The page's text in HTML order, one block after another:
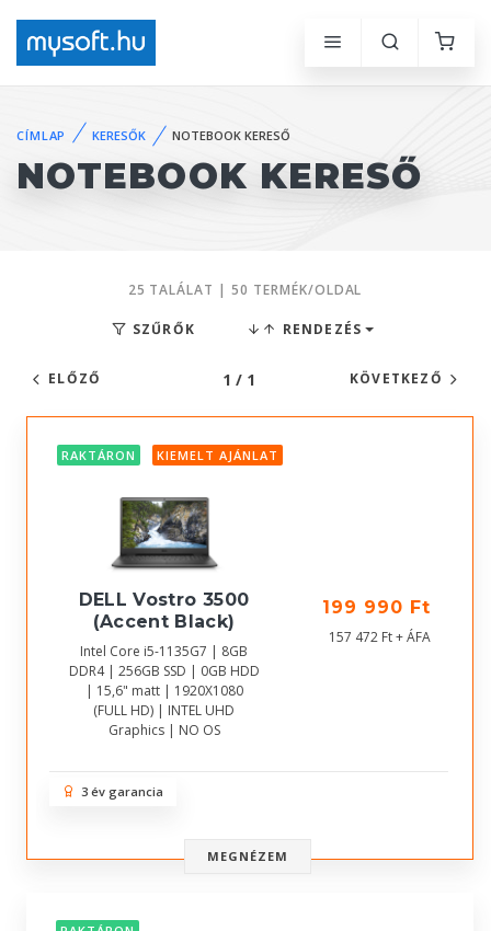
CÍMLAP KERESŐK NOTEBOOK KERESŐ
NOTEBOOK KERESŐ
25 TALÁLAT | 50 TERMÉK/OLDAL
SZŰRŐK RENDEZÉS
ELŐZŐ 1 / 1 KÖVETKEZŐ
RAKTÁRON KIEMELT AJÁNLAT
DELL Vostro 3500
(Accent Black)
Intel Core i5-1135G7 | 8GB
DDR4 | 256GB SSD | 0GB HDD
| 15,6" matt | 1920X1080
(FULL HD) | INTEL UHD
Graphics | NO OS
199 990 Ft
157 472 Ft + ÁFA
3 év garancia
MEGNÉZEM